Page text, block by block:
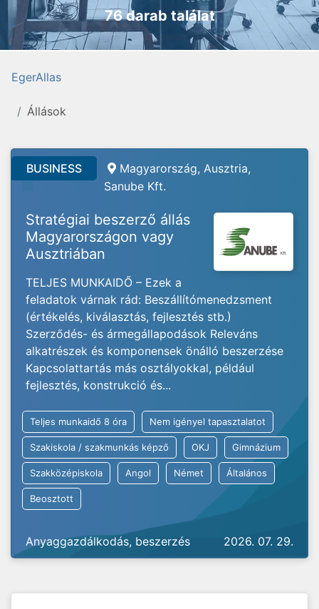
76 darab találat
EgerAllas
Állások
BUSINESS
Magyarország, Ausztria,
Sanube Kft.
Stratégiai beszerző állás
Magyarországon vagy
Ausztriában
TELJES MUNKAIDŐ – Ezek a
feladatok várnak rád: Beszállítómenedzsment
(értékelés, kiválasztás, fejlesztés stb.)
Szerződés- és ármegállapodások Releváns
alkatrészek és komponensek önálló beszerzése
Kapcsolattartás más osztályokkal, például
fejlesztés, konstrukció és...
Teljes munkaidő 8 óra Nem igényel tapasztalatot
Szakiskola / szakmunkás képző OKJ Gimnázium
Szakközépiskola Angol Német Általános
Beosztott
Anyaggazdálkodás, beszerzés 2026. 07. 29.